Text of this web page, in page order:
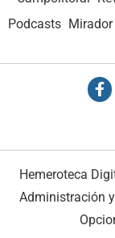
Podcasts Mirador
Hemeroteca
Administración